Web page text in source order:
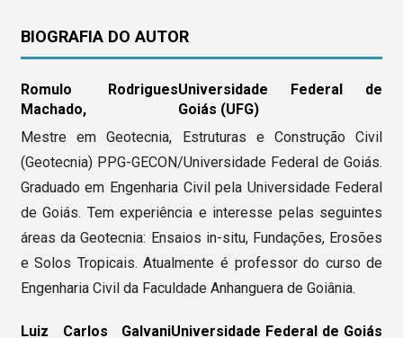
BIOGRAFIA DO AUTOR
Romulo Rodrigues
Machado,
Universidade Federal de
Goiás (UFG)
Mestre em Geotecnia, Estruturas e Construção Civil
(Geotecnia) PPG-GECON/Universidade Federal de Goiás.
Graduado em Engenharia Civil pela Universidade Federal
de Goiás. Tem experiência e interesse pelas seguintes
áreas da Geotecnia: Ensaios in-situ, Fundações, Erosões
e Solos Tropicais. Atualmente é professor do curso de
Engenharia Civil da Faculdade Anhanguera de Goiânia.
Luiz Carlos GalvaniUniversidade Federal de Goiás